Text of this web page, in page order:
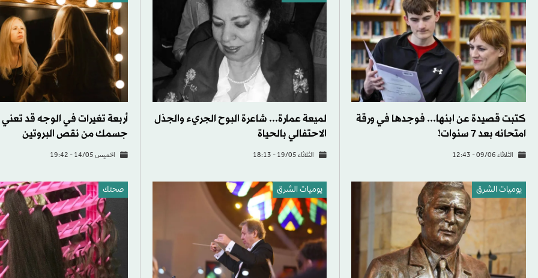
كتبت قصيدة عن ابنها... فوجدها في ورقة
امتحانه بعد 7 سنوات!
الثلاثاء 09/06 - 12:43
لميعة عمارة... شاعرة البوح الجريء والجذل
الاحتفالي بالحياة
الثلاثاء 19/05 - 18:13
أربعة تغيرات في الوجه قد تعني
جسمك من نقص البروتين
الخميس 14/05 - 19:42
يوميات الشرق يوميات الشرق صحتك